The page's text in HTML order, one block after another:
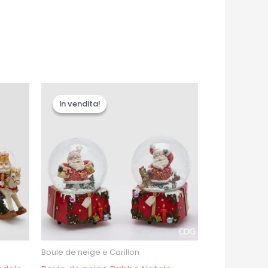
In vendita!
In vendita!
Boule de neige e Carillon
prezzo
originale
era:
prezzo
attuale
è: